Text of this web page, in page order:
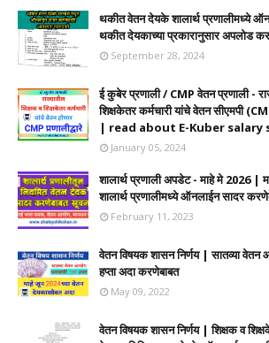
थकीत वेतन देयके शालार्थ प्रणालीमध्ये
थकीत देयकाच्या प्रकारानुसार अपलोड
September 28, 2024
ई कुबेर प्रणाली / CMP वेतन प्रणाली -
शिक्षकेतर कर्मचारी यांचे वेतन सीएमपी
| read about E-Kuber salary
January 05, 2024
शालार्थ प्रणाली अपडेट - माहे मे 2026 |
शालार्थ प्रणालीमध्ये ऑनलाईन सादर
February 11, 2023
वेतन विषयक शासन निर्णय | सातव्या वेतन
हप्ता अदा करणेबाबत
May 09, 2022
वेतन विषयक शासन निर्णय | शिक्षक व